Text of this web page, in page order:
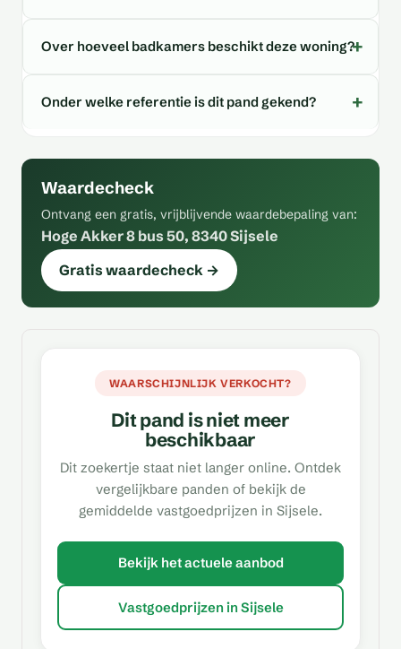
Over hoeveel badkamers beschikt deze woning?
Onder welke referentie is dit pand gekend?
Waardecheck
Ontvang een gratis, vrijblijvende waardebepaling van:
Hoge Akker 8 bus 50, 8340 Sijsele
Gratis waardecheck →
WAARSCHIJNLIJK VERKOCHT?
Dit pand is niet meer
beschikbaar
Dit zoekertje staat niet langer online. Ontdek
vergelijkbare panden of bekijk de
gemiddelde vastgoedprijzen in Sijsele.
Bekijk het actuele aanbod
Vastgoedprijzen in Sijsele